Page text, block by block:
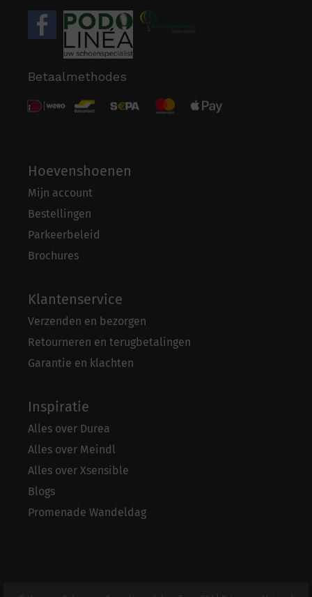
Betaalmethodes
Hoevenshoenen
Mijn account
Bestellingen
Parkeerbeleid
Brochures
Klantenservice
Verzenden en bezorgen
Retourneren en terugbetalingen
Garantie en klachten
Inspiratie
Alles over Durea
Alles over Meindl
Alles over Xsensible
Blogs
Promenade Wandeldag